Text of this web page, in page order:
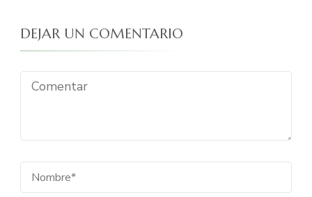
DEJAR UN COMENTARIO